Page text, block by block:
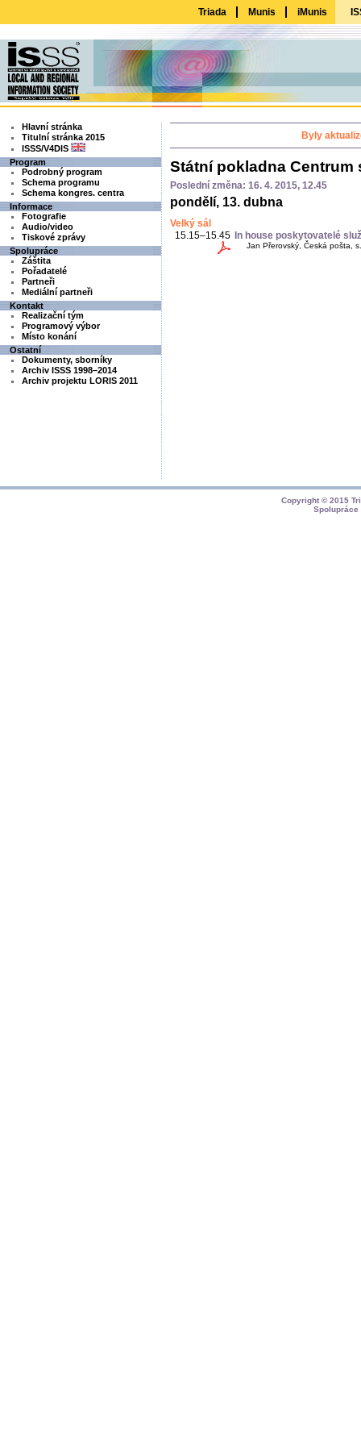
Triada Munis iMunis
Hlavní stránka
Titulní stránka 2015
ISSS/V4DIS
Program
Podrobný program
Schema programu
Schema kongres. centra
Informace
Fotografie
Audio/video
Tiskové zprávy
Spolupráce
Záštita
Pořadatelé
Partneři
Mediální partneři
Kontakt
Realizační tým
Programový výbor
Místo konání
Ostatní
Dokumenty, sborníky
Archiv ISSS 1998–2014
Archiv projektu LORIS 2011
Byly
Státní pokladna Centrum
Poslední změna: 16. 4. 2015, 12.45
pondělí, 13. dubna
Velký sál
15.15–15.45 In house poskytovatelé
Jan Přerovský, Česká pošta,
Copyright © 2015